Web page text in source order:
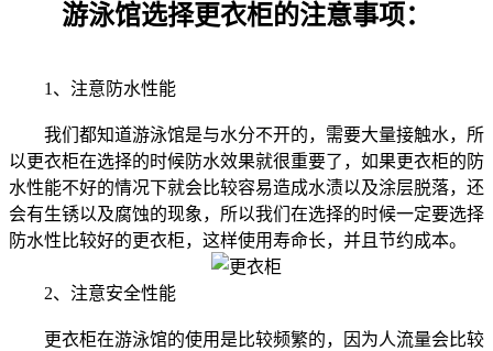
游泳馆选择更衣柜的注意事项：
1、注意防水性能
我们都知道游泳馆是与水分不开的，需要大量接触水，所
以更衣柜在选择的时候防水效果就很重要了，如果更衣柜的防
水性能不好的情况下就会比较容易造成水渍以及涂层脱落，还
会有生锈以及腐蚀的现象，所以我们在选择的时候一定要选择
防水性比较好的更衣柜，这样使用寿命长，并且节约成本。
2、注意安全性能
更衣柜在游泳馆的使用是比较频繁的，因为人流量会比较